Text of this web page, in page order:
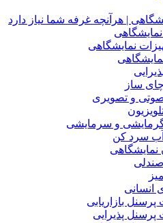
| هرآنچه غرفه شما نیاز دارد
نمایشگاهی
چای ساز
صوتی و تصویری
گرمایشی و سرمایشی
آب سرد کن
نمایشگاهی
صندلی
انسانی
بازاریابی
پذیرایی